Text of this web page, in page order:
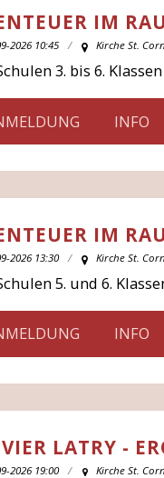
IM
2026 10:45 Kirche St.
3. bis 6. Klassen
INFO
IM
2026 13:30 Kirche St.
5. und 6.
INFO
LATRY -
2026 19:00 Kirche St.